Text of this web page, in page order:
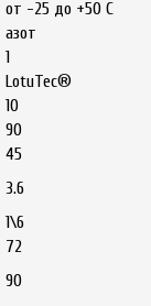
от -25 до +50 С
азот
1
LotuTec®
10
90
45
3.6
1\6
72
90